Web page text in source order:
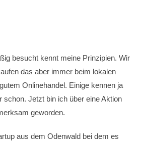
besucht kennt meine Prinzipien. Wir
das aber immer beim lokalen
Onlinehandel. Einige kennen ja
schon. Jetzt bin ich über eine Aktion
geworden.
aus dem Odenwald bei dem es